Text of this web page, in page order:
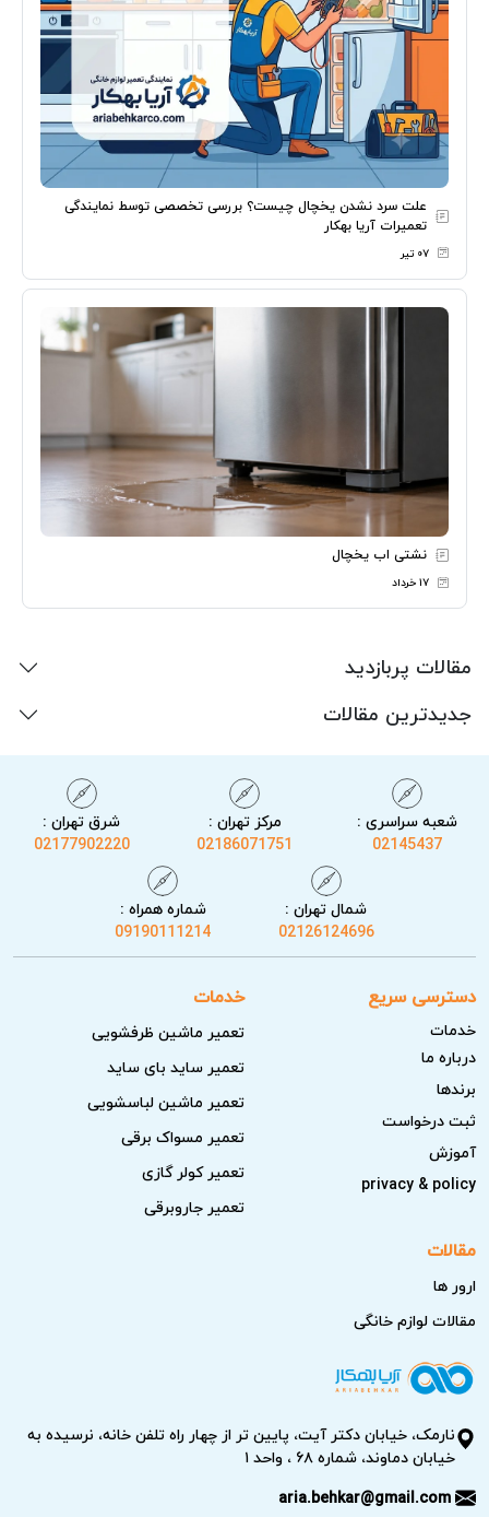
علت سرد نشدن یخچال چیست؟ بررسی تخصصی توسط نمایندگی
تعمیرات آریا بهکار
۰۷ تیر
نشتی اب یخچال
۱۷ خرداد
مقالات پربازدید
جدیدترین مقالات
شعبه سراسری :
02145437
مرکز تهران :
02186071751
شرق تهران :
02177902220
شمال تهران :
02126124696
شماره همراه :
09190111214
دسترسی سریع
خدمات
درباره ما
برندها
ثبت درخواست
آموزش
privacy & policy
خدمات
تعمیر ماشین ظرفشویی
تعمیر ساید بای ساید
تعمیر ماشین لباسشویی
تعمیر مسواک برقی
تعمیر کولر گازی
تعمیر جاروبرقی
مقالات
ارور ها
مقالات لوازم خانگی
نارمک، خیابان دکتر آیت، پایین تر از چهار راه تلفن خانه، نرسیده به
خیابان دماوند، شماره ۶۸ ، واحد ۱
aria.behkar@gmail.com